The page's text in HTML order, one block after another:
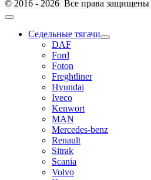
© 2016 - 2026 Все права защищены
Седельные тягачи
DAF
Ford
Foton
Freghtliner
Hyundai
Iveco
Kenwort
MAN
Mercedes-benz
Renault
Sitrak
Scania
Volvo